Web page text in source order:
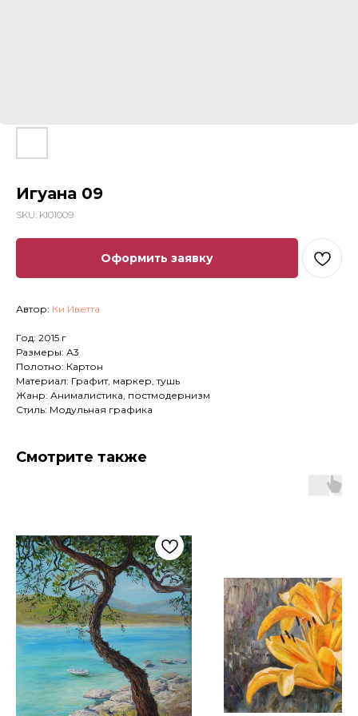
Игуана 09
SKU: KI01009
Оформить заявку
Автор: Ки Иветта
Год: 2015 г
Размеры: А3
Полотно: Картон
Материал: Графит, маркер, тушь
Жанр: Анималистика, постмодернизм
Стиль: Модульная графика
Смотрите также
Навигация Контакты
Артромус — площадка,
объединяющая
профессиональных художников
и ценителей искусства.